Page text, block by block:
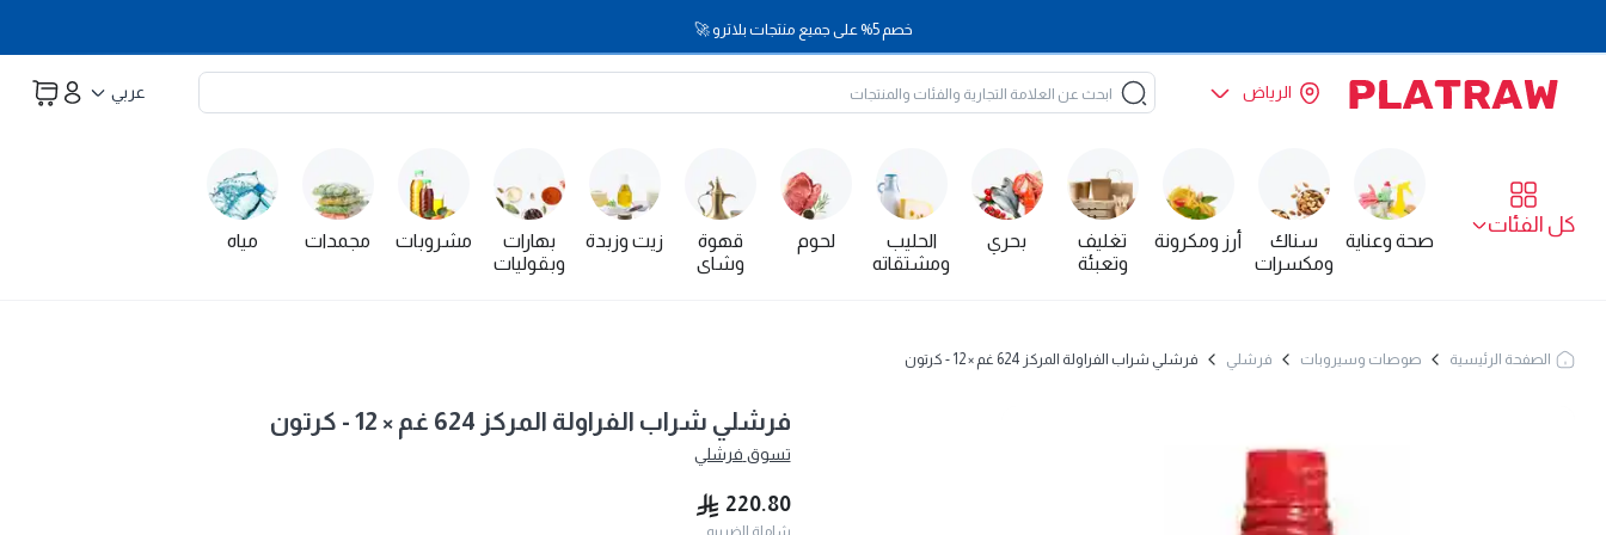
خصم 5% على جميع منتجات بلاترو 🚀
الرياض عربي
كل الفئات
صحة وعناية
سناك
ومكسرات
أرز ومكرونة
تغليف
وتعبئة
بحري
الحليب
ومشتقاته
لحوم
قهوة
وشاي
زيت وزبدة
بهارات
وبقوليات
مشروبات مجمدات مياه
الصفحة الرئيسية صوصات وسيروبات فرشلي فرشلي شراب الفراولة المركز 624 غم × 12 - كرتون
فرشلي شراب الفراولة المركز 624 غم × 12 - كرتون
تسوق فرشلي
220.80
شاملة الضريبه